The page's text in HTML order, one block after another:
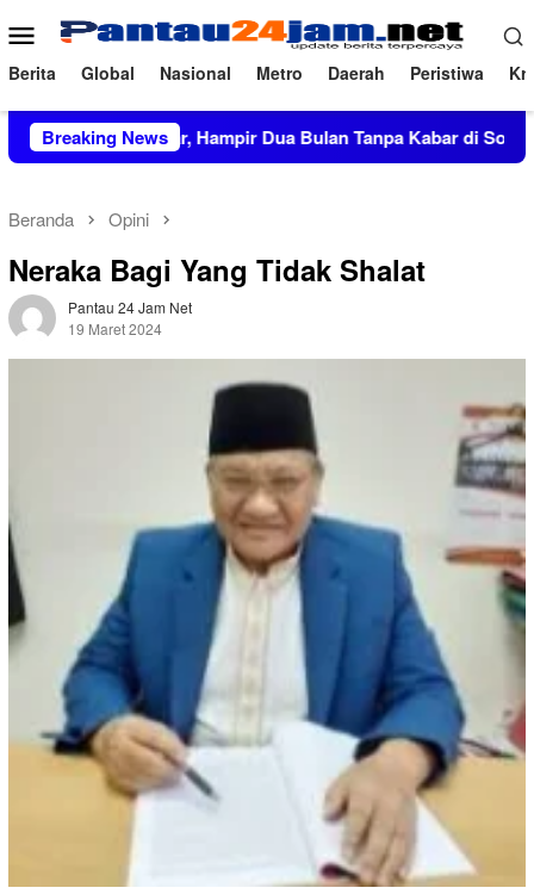
ke
konten
Menu
Mobile
Berita Global Nasional Metro Daerah Peristiwa
Breaking News
Miliar, Hampir Dua Bulan Tanpa Kabar di Soppeng
Beranda Opini
Neraka Bagi Yang Tidak Shalat
Pantau 24 Jam Net
19 Maret 2024